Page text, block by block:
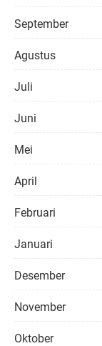
September
Agustus
Juli
Juni
Mei
April
Februari
Januari
Desember
November
Oktober